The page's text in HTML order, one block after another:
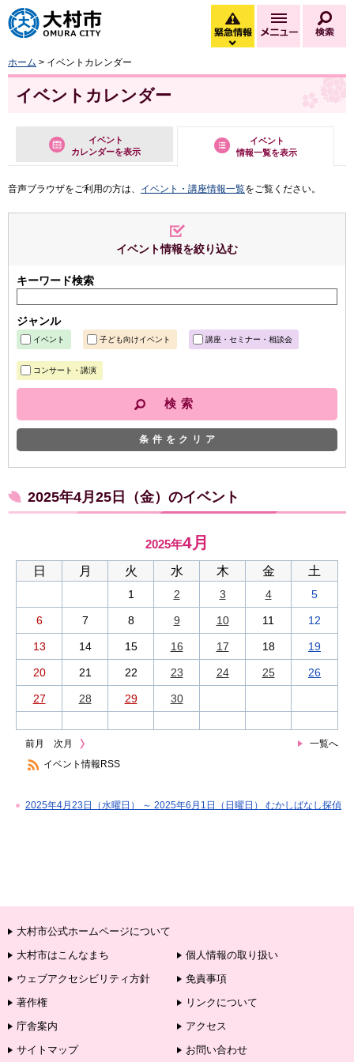
大村市
緊急情報
緊急情報を開く
メニュー
ホーム > イベントカレンダー
イベントカレンダー
イベント
カレンダーを表示
イベント
情報一覧を表示
音声ブラウザをご利用の方は、 イベント・講座情報一覧をご覧ください。
イベント情報を絞り込む
キーワード検索
ジャンル
イベント 子ども向けイベント 講座・セミナー・相談会
コンサート・講演
条件をクリア
2025年4月25日（金）のイベント
2025年4月
日 月 火 水 木 金 土
1 2 3 4 5
6 7 8 9 10 11 12
13 14 15 16 17 18 19
20 21 22 23 24 25 26
27 28 29 30
前月 一覧へ
次月
イベント情報RSS
2025年4月23日（水曜日） ～ 2025年6月1日（日曜日） むかしばなし探偵
大村市公式ホームページについて
大村市はこんなまち
個人情報の取り扱い
ウェブアクセシビリティ方針
免責事項
著作権
リンクについて
庁舎案内
アクセス
サイトマップ
お問い合わせ